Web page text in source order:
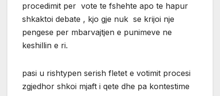
procedimit per vote te fshehte apo te hapur
shkaktoi debate , kjo gje nuk se krijoi nje
pengese per mbarvajtjen e punimeve ne
keshillin e ri.
pasi u rishtypen serish fletet e votimit procesi
zgjedhor shkoi mjaft i qete dhe pa kontestime